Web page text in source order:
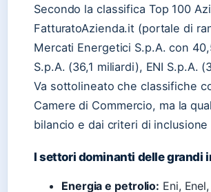
Secondo la classifica Top 100
FatturatoAzienda.it (portale di
Mercati Energetici S.p.A. con
S.p.A. (36,1 miliardi), ENI S.p.A.
Va sottolineato che classifiche
Camere di Commercio, ma la
bilancio e dai criteri di
I settori dominanti delle grandi
Energia e petrolio: Eni,